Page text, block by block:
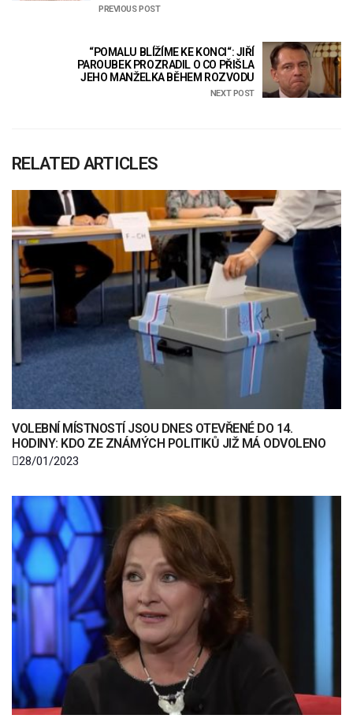
PREVIOUS POST
“POMALU BLÍŽÍME KE KONCI“: JIŘÍ
PAROUBEK PROZRADIL O CO PŘIŠLA
JEHO MANŽELKA BĚHEM ROZVODU
NEXT POST
RELATED ARTICLES
VOLEBNÍ MÍSTNOSTÍ JSOU DNES OTEVŘENÉ DO 14.
HODINY: KDO ZE ZNÁMÝCH POLITIKŮ JIŽ MÁ ODVOLENO
28/01/2023